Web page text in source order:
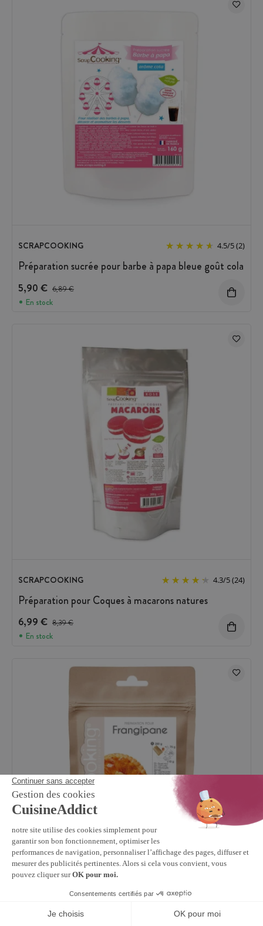
SCRAPCOOKING 4.5/5(2)
Préparation sucrée pour barbe à papa bleue goût cola
5,90 € Prix avant réduction :
6,89 €
En stock
SCRAPCOOKING 4.3/5(24)
Préparation pour Coques à macarons natures
6,99 € Prix avant réduction :
8,39 €
En stock
SCRAPCOOKING 4.8